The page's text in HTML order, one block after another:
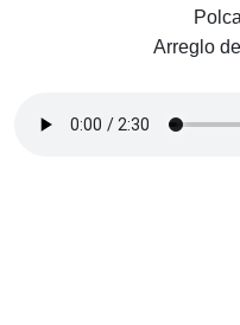
Arreglo de